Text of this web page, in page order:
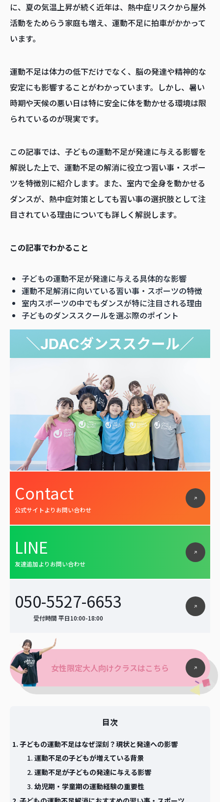
に、夏の気温上昇が続く近年は、熱中症リスクから屋外
活動をためらう家庭も増え、運動不足に拍車がかかって
います。
運動不足は体力の低下だけでなく、脳の発達や精神的な
安定にも影響することがわかっています。しかし、暑い
時期や天候の悪い日は特に安全に体を動かせる環境は限
られているのが現実です。
この記事では、子どもの運動不足が発達に与える影響を
解説した上で、運動不足の解消に役立つ習い事・スポー
ツを特徴別に紹介します。また、室内で全身を動かせる
ダンスが、熱中症対策としても習い事の選択肢として注
目されている理由についても詳しく解説します。
この記事でわかること
子どもの運動不足が発達に与える具体的な影響
運動不足解消に向いている習い事・スポーツの特徴
室内スポーツの中でもダンスが特に注目される理由
子どものダンススクールを選ぶ際のポイント
Contact
公式サイトよりお問い合わせ
LINE
友達追加よりお問い合わせ
050-5527-6653
受付時間 平日10:00-18:00
女性限定大人向けクラスはこちら
目次
子どもの運動不足はなぜ深刻？現状と発達への影響
運動不足の子どもが増えている背景
運動不足が子どもの発達に与える影響
幼児期・学童期の運動経験の重要性